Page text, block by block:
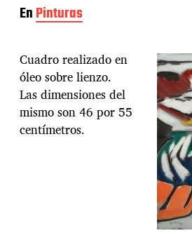
EnPinturas
Cuadro realizado en
óleo sobre lienzo.
Las dimensiones del
mismo son 46 por 55
centímetros.